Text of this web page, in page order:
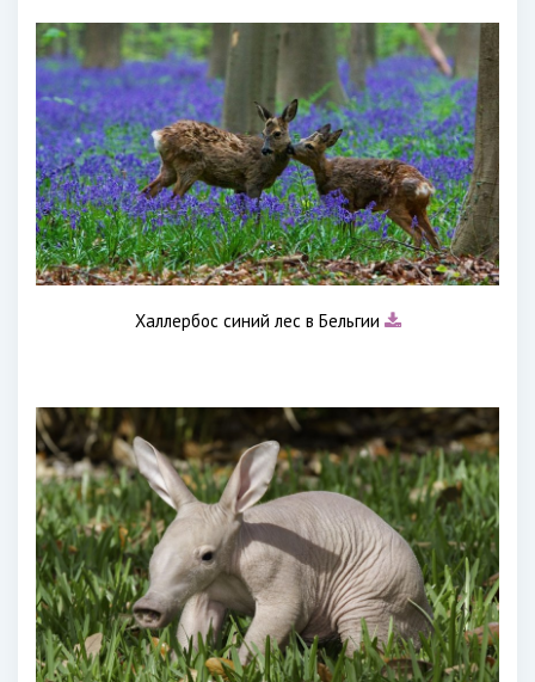
Халлербос синий лес в Бельгии